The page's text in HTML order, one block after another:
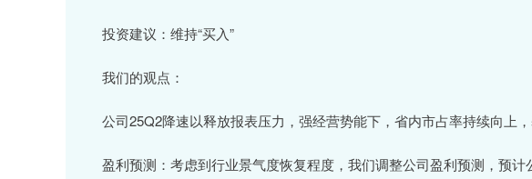
投资建议：维持“买入”
我们的观点：
公司25Q2降速以释放报表压力，强经营势能下，省内市占率持续向上，
盈利预测：考虑到行业景气度恢复程度，我们调整公司盈利预测，预计